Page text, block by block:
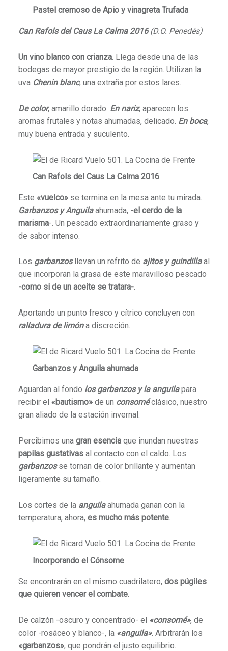
Pastel cremoso de Apio y vinagreta Trufada
Can Rafols del Caus La Calma 2016 (D.O. Penedés)
Un vino blanco con crianza. Llega desde una de las
bodegas de mayor prestigio de la región. Utilizan la
uva Chenin blanc, una extraña por estos lares.
De color, amarillo dorado. En nariz, aparecen los
aromas frutales y notas ahumadas, delicado. En boca,
muy buena entrada y suculento.
Can Rafols del Caus La Calma 2016
Este «vuelco»se termina en la mesa ante tu mirada.
Garbanzos y Anguilaahumada, -el cerdo de la
marisma-. Un pescado extraordinariamente graso y
de sabor intenso.
Los garbanzosllevan un refrito de ajitos y guindillaal
que incorporan la grasa de este maravilloso pescado
-como si de un aceite se tratara-.
Aportando un punto fresco y cítrico concluyen con
ralladura de limóna discreción.
Garbanzos y Anguila ahumada
Aguardan al fondo los garbanzos y la anguilapara
recibir el «bautismo»de un consomé clásico, nuestro
gran aliado de la estación invernal.
Percibimos una gran esenciaque inundan nuestras
papilas gustativasal contacto con el caldo. Los
garbanzosse tornan de color brillante y aumentan
ligeramente su tamaño.
Los cortes de la anguilaahumada ganan con la
temperatura, ahora, es mucho más potente.
Incorporando el Cónsome
Se encontrarán en el mismo cuadrilatero, dos púgiles
que quieren vencer el combate.
De calzón -oscuro y concentrado- el «consomé», de
color -rosáceo y blanco-, la «anguila». Arbitrarán los
«garbanzos», que pondrán el justo equilibrio.